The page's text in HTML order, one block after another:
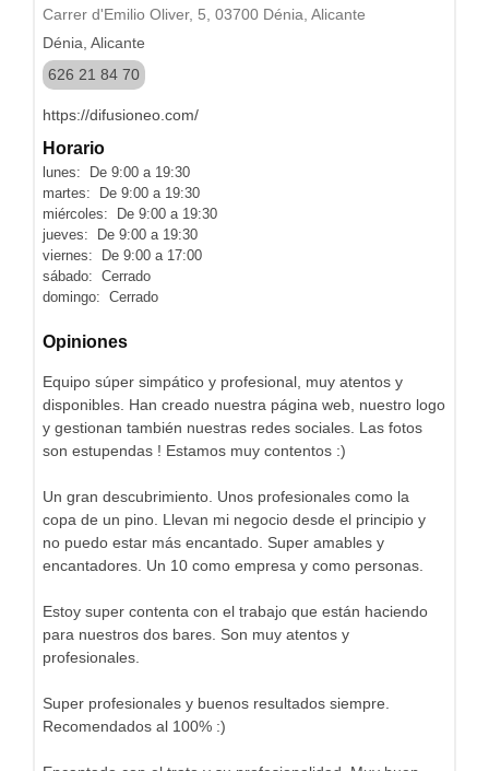
Carrer d'Emilio Oliver, 5, 03700 Dénia, Alicante
Dénia, Alicante
626 21 84 70
https://difusioneo.com/
Horario
lunes: De 9:00 a 19:30
martes: De 9:00 a 19:30
miércoles: De 9:00 a 19:30
jueves: De 9:00 a 19:30
viernes: De 9:00 a 17:00
sábado: Cerrado
domingo: Cerrado
Opiniones
Equipo súper simpático y profesional, muy atentos y
disponibles. Han creado nuestra página web, nuestro logo
y gestionan también nuestras redes sociales. Las fotos
son estupendas ! Estamos muy contentos :)
Un gran descubrimiento. Unos profesionales como la
copa de un pino. Llevan mi negocio desde el principio y
no puedo estar más encantado. Super amables y
encantadores. Un 10 como empresa y como personas.
Estoy super contenta con el trabajo que están haciendo
para nuestros dos bares. Son muy atentos y
profesionales.
Super profesionales y buenos resultados siempre.
Recomendados al 100% :)